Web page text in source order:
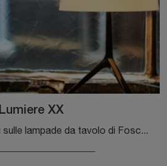
Lumiere XX
Clicca e scopri di più sulle lampade da tavolo di Foscarini: il modello Lumiere XX in vetro ti sta aspettando!